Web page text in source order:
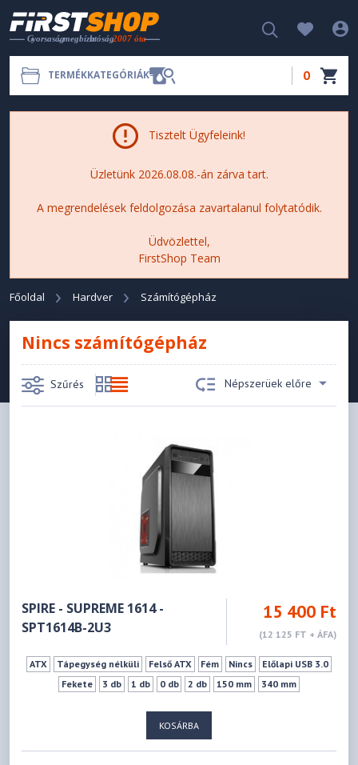
TERMÉKKATEGÓRIÁK 0
Tisztelt Ügyfeleink!
Üzletünk 2026.08.08.-án zárva tart.
A megrendelések feldolgozása zavartalanul folytatódik.
Üdvözlettel,
FirstShop Team
Főoldal Hardver Számítógépház
Nincs számítógépház
Szűrés Népszerüek előre
SPIRE - SUPREME 1614 -
SPT1614B-2U3
15 400 Ft
(12 125 FT + ÁFA)
ATX Tápegység nélküli Felső ATX Fém Nincs
Előlapi USB 3.0
Fekete
3 db 1 db 0 db 2 db 150 mm 340 mm
KOSÁRBA